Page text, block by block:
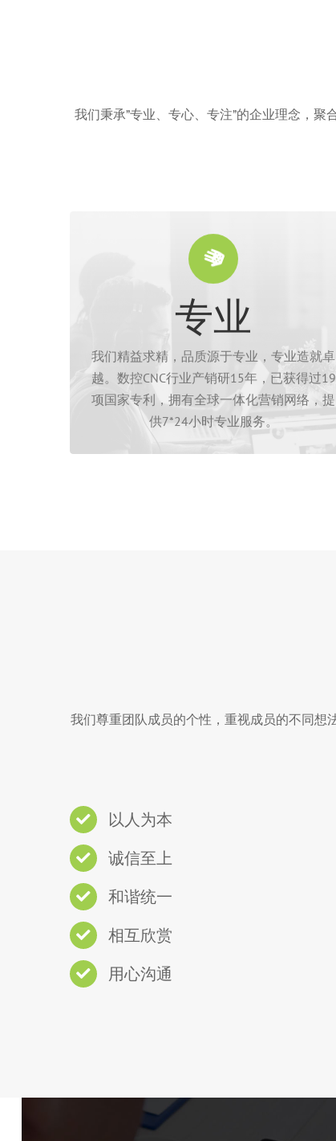
我们秉承”专业、专心、专注”的企业理念，
专业
我们精益求精，品质源于专业，专业造就卓
越。数控CNC行业产销研15年，已获得过19
项国家专利，拥有全球一体化营销网络，提
供7*24小时专业服务。
截至目前，公司已获得过国家专利知识产权
局授权的专利共计19项，数项专利正在申请
中。专利技术,行业知识和分析优势会进一步
加强加快芯合成在自己擅长的CNC领域的活
我们尊重团队成员的个性，重视成员的不同想
以人为本
诚信至上
和谐统一
相互欣赏
用心沟通